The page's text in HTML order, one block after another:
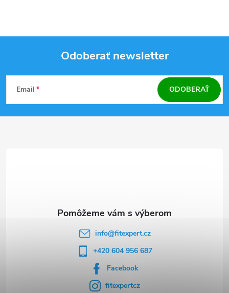
Z
á
Odoberať newsletter
Email ODOBERAŤ
info@fitexpert.cz
+420 604 956 687
Facebook
fitexpertcz